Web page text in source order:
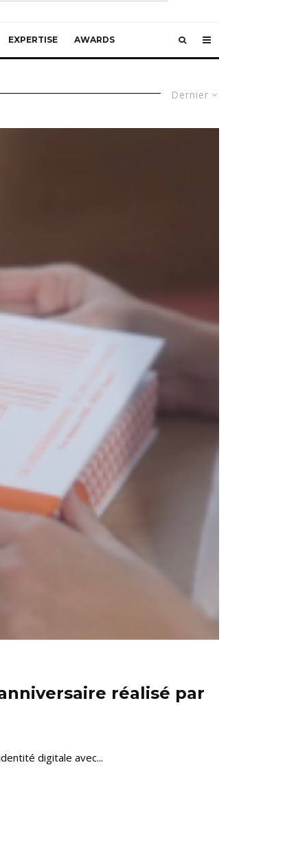
EXPERTISE AWARDS
Dernier
réalisé par
digitale avec...